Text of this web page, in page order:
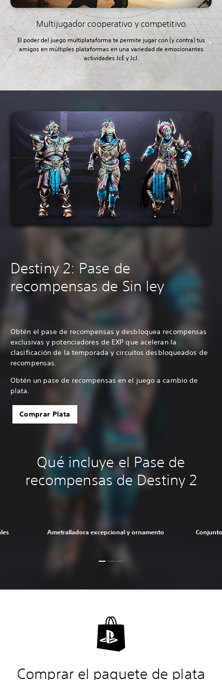
Multijugador cooperativo y competitivo
El poder del juego multiplataforma te permite jugar con (y contra) tus
amigos en múltiples plataformas en una variedad de emocionantes
actividades JcE y JcJ.
Destiny 2: Pase de
recompensas de Sin ley
Obtén el pase de recompensas y desbloquea recompensas
exclusivas y potenciadores de EXP que aceleran la
clasificación de la temporada y circuitos desbloqueados de
recompensas.
Obtén un pase de recompensas en el juego a cambio de
plata.
Comprar Plata
Qué incluye el Pase de
recompensas de Destiny 2
Ametralladora excepcional y ornamento
Comprar el paquete de plata